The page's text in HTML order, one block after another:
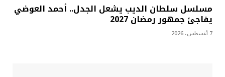
مسلسل سلطان الديب يشعل الجدل.. أحمد العوضي
يفاجئ جمهور رمضان 2027
7 أغسطس، 2026